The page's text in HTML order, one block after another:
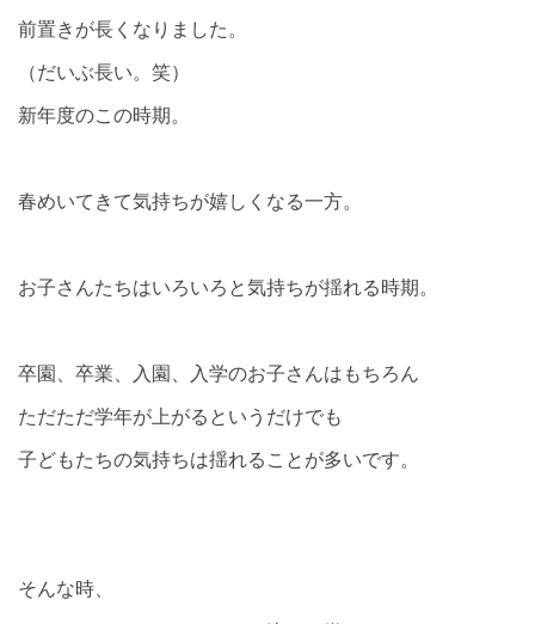
前置きが長くなりました。
（だいぶ長い。笑）
新年度のこの時期。
春めいてきて気持ちが嬉しくなる一方。
お子さんたちはいろいろと気持ちが揺れる時期。
卒園、卒業、入園、入学のお子さんはもちろん
ただただ学年が上がるというだけでも
子どもたちの気持ちは揺れることが多いです。
そんな時、